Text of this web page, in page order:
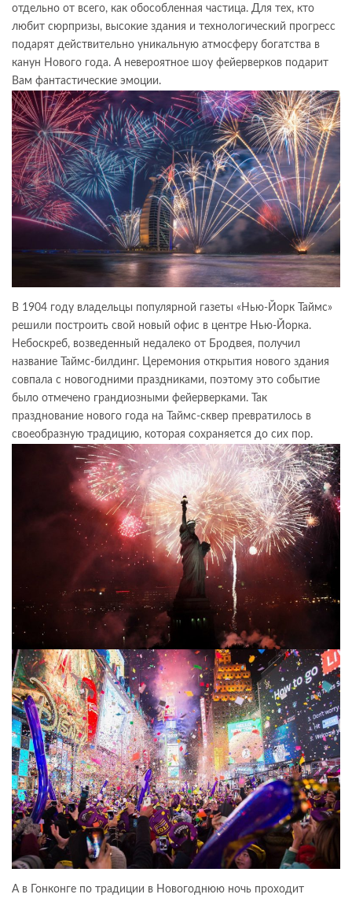
отдельно от всего, как обособленная частица. Для тех, кто
любит сюрпризы, высокие здания и технологический прогресс
подарят действительно уникальную атмосферу богатства в
канун Нового года. А невероятное шоу фейерверков подарит
Вам фантастические эмоции.
В 1904 году владельцы популярной газеты «Нью-Йорк Таймс»
решили построить свой новый офис в центре Нью-Йорка.
Небоскреб, возведенный недалеко от Бродвея, получил
название Таймс-билдинг. Церемония открытия нового здания
совпала с новогодними праздниками, поэтому это событие
было отмечено грандиозными фейерверками. Так
празднование нового года на Таймс-сквер превратилось в
своеобразную традицию, которая сохраняется до сих пор.
А в Гонконге по традиции в Новогоднюю ночь проходит